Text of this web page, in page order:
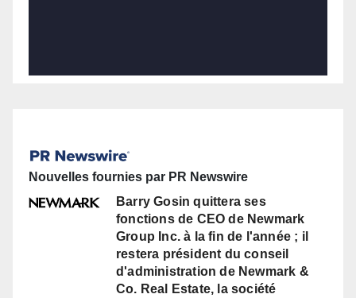
Nouvelles fournies par PR Newswire
Barry Gosin quittera ses
fonctions de CEO de Newmark
Group Inc. à la fin de l'année ; il
restera président du conseil
d'administration de Newmark &
Co. Real Estate, la société